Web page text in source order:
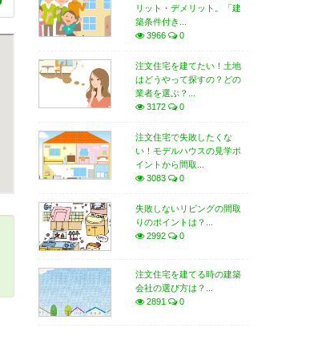
リット・デメリット。「建
築条件付き...
3966
0
注文住宅を建てたい！土地
はどうやって探すの？どの
業者を選ぶ？...
3172
0
注文住宅で失敗したくな
い！モデルハウスの見学ポ
イントから間取...
3083
0
失敗しないリビングの間取
りのポイントは？...
2992
0
注文住宅を建てる時の建築
会社の選び方は？...
2891
0